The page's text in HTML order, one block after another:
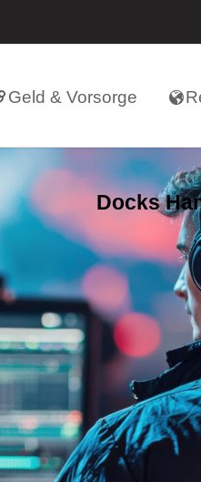
Geld & Vorsorge
Docks